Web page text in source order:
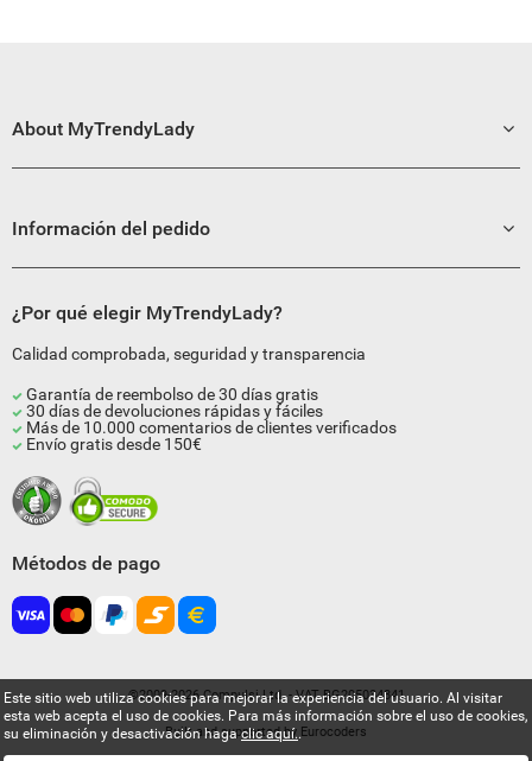
Este sitio web utiliza cookies para mejorar la experiencia del usuario. Al visitar
esta web acepta el uso de cookies. Para más información sobre el uso de cookies,
su eliminación y desactivación hagaclic aquí..
About MyTrendyLady
Información del pedido
¿Por qué elegir MyTrendyLady?
Calidad comprobada, seguridad y transparencia
Garantía de reembolso de 30 días gratis
30 días de devoluciones rápidas y fáciles
Más de 10.000 comentarios de clientes verificados
Envío gratis desde 150€
Métodos de pago
©2009-2026 Compulsi Ltd. - VAT BG205034841
Built and supported by Eurocoders